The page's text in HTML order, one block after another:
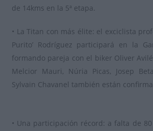
de 14kms en la 5ª etapa.
• La Titan con más élite: el exciclista
Purito’ Rodríguez participará en la
formando pareja con el biker Oliver
Melcior Mauri, Núria Picas, Josep
Sylvain Chavanel también están
• Una participación récord: a falta de